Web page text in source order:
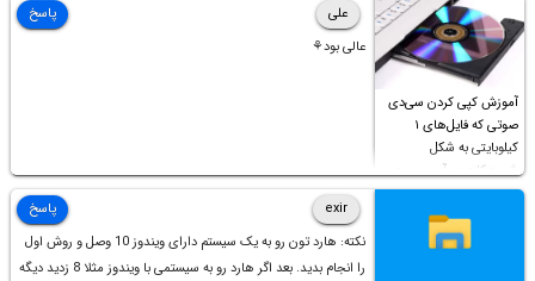
آموزش کپی کردن سی‌دی
صوتی که فایل‌های ۱
کیلوبایتی به شکل
شورت‌کات در آن موجود
است!
علی
عالی بود⚘
پاسخ
exir
نکته: هارد تون رو به یک سیستم دارای ویندوز 10 وصل و روش اول
را انجام بدید. بعد اگر هارد رو به سیستمی با ویندوز مثلا 8 زدید دیگه
پاسخ